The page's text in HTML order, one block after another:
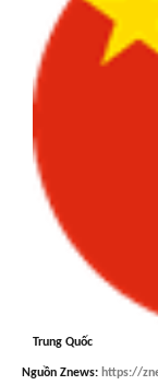
Trung Quốc
Nguồn Znews: https://